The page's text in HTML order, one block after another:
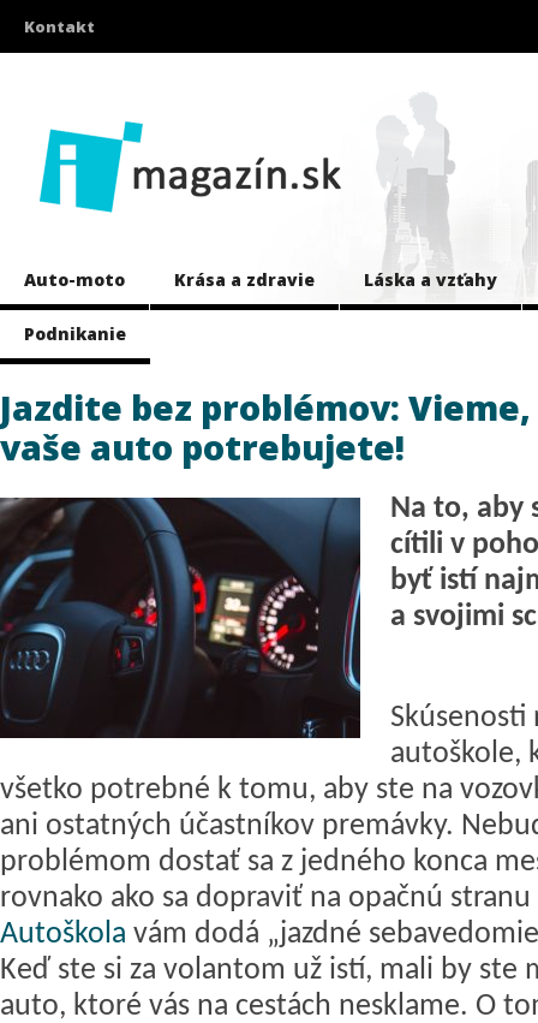
Kontakt
Auto-moto Krása a zdravie Láska a vzťahy
Podnikanie
Jazdite bez problémov: Vieme,
vaše auto potrebujete!
Na to, aby
cítili v
byť istí
a svojimi
autoškole,
všetko potrebné k tomu, aby ste na
ani ostatných účastníkov premávky.
problémom dostať sa z jedného konca
rovnako ako sa dopraviť na opačnú
Autoškola vám dodá „jazdné
Keď ste si za volantom už istí, mali by ste
auto, ktoré vás na cestách nesklame. O